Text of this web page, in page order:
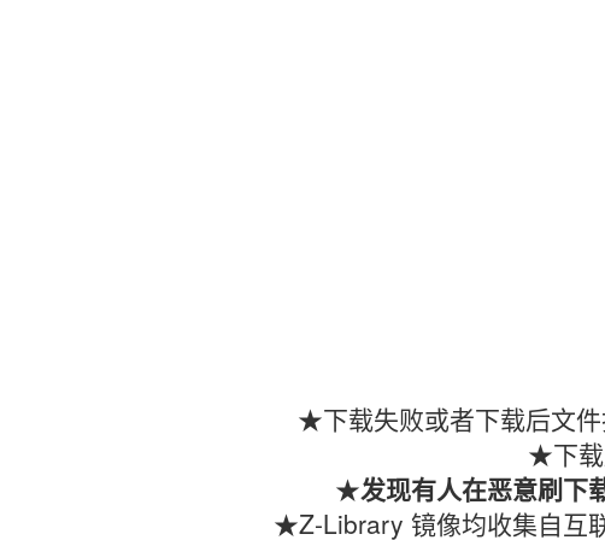
★下载失败或者下载后文
★下载
★发现有人在恶意刷下
★Z-Library 镜像均收集自互